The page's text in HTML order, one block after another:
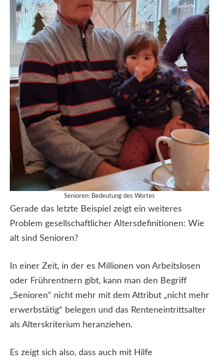
Senioren: Bedeutung des Wortes
Gerade das letzte Beispiel zeigt ein weiteres
Problem gesellschaftlicher Altersdefinitionen: Wie
alt sind Senioren?
In einer Zeit, in der es Millionen von Arbeitslosen
oder Frührentnern gibt, kann man den Begriff
„Senioren“ nicht mehr mit dem Attribut „nicht mehr
erwerbstätig“ belegen und das Renteneintrittsalter
als Alterskriterium heranziehen.
Es zeigt sich also, dass auch mit Hilfe